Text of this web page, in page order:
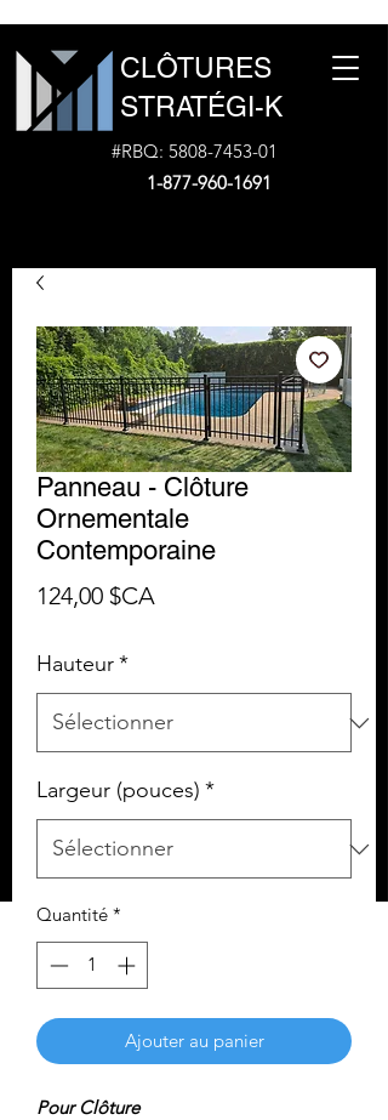
CLÔTURES
STRATÉGI-K
#RBQ: 5808-7453-01
1-877-960-1691
Panneau - Clôture
Ornementale
Contemporaine
124,00 $CA
Hauteur*
Largeur (pouces) *
Quantité *
Ajouter au panier
Pour Clôture